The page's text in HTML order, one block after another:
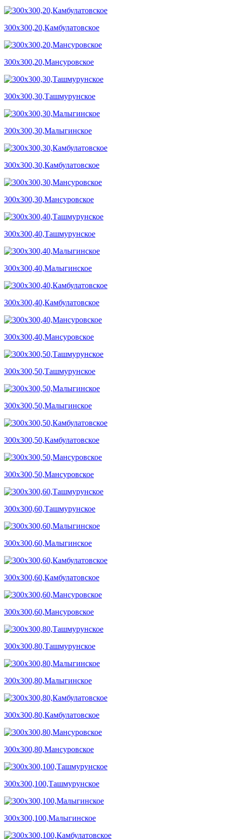
300х300,20,Камбулатовское
300х300,20,Мансуровское
300х300,30,Ташмурунское
300х300,30,Малыгинское
300х300,30,Камбулатовское
300х300,30,Мансуровское
300х300,40,Ташмурунское
300х300,40,Малыгинское
300х300,40,Камбулатовское
300х300,40,Мансуровское
300х300,50,Ташмурунское
300х300,50,Малыгинское
300х300,50,Камбулатовское
300х300,50,Мансуровское
300х300,60,Ташмурунское
300х300,60,Малыгинское
300х300,60,Камбулатовское
300х300,60,Мансуровское
300х300,80,Ташмурунское
300х300,80,Малыгинское
300х300,80,Камбулатовское
300х300,80,Мансуровское
300х300,100,Ташмурунское
300х300,100,Малыгинское